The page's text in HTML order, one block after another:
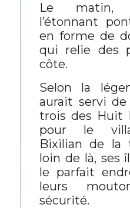
Le matin,
l’étonnant
en forme de
qui relie des
côte.
Selon la
aurait servi
trois des Huit
pour le
Bixilian de la
loin de là, ses
le parfait
leurs
sécurité.